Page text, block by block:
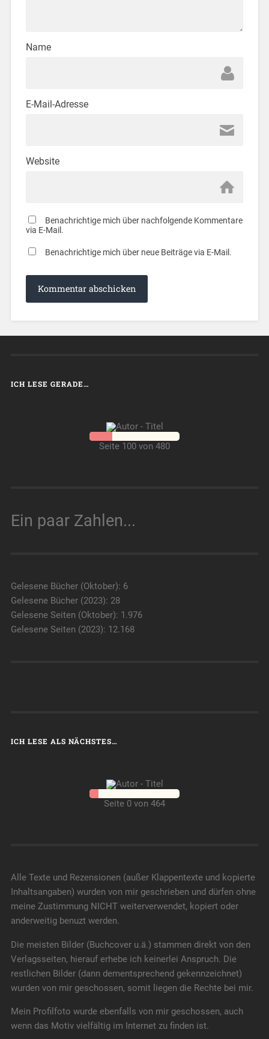
Name
E-Mail-Adresse
Website
Benachrichtige mich über nachfolgende Kommentare
via E-Mail.
Benachrichtige mich über neue Beiträge via E-Mail.
ICH LESE GERADE…
Seite 100 von 480
Ein paar Zahlen...
Gelesene Bücher (Oktober): 6
Gelesene Bücher (2023): 28
Gelesene Seiten (Oktober): 1.976
Gelesene Seiten (2023): 12.168
ICH LESE ALS NÄCHSTES…
Seite 0 von 464
Alle Texte und Rezensionen (außer Klappentexte und kopierte
Inhaltsangaben) wurden von mir geschrieben und dürfen ohne
meine Zustimmung NICHT weiterverwendet, kopiert oder
anderweitig benuzt werden.
Die meisten Bilder (Buchcover u.ä.) stammen direkt von den
Verlagsseiten, hierauf erhebe ich keinerlei Anspruch. Die
restlichen Bilder (dann dementsprechend gekennzeichnet)
wurden von mir geschossen, somit liegen die Rechte bei mir.
Mein Profilfoto wurde ebenfalls von mir geschossen, auch
wenn das Motiv vielfältig im Internet zu finden ist.